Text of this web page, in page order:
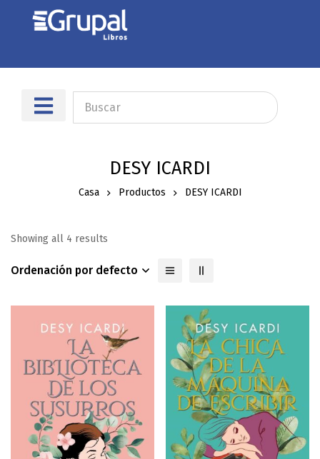
DESY ICARDI
Casa Productos DESY ICARDI
Showing all 4 results
Ordenación por defecto